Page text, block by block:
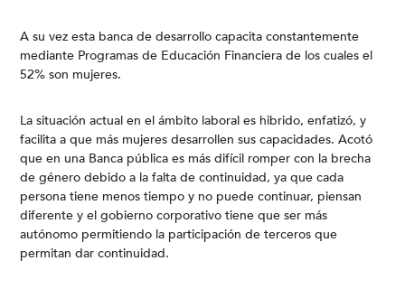
A su vez esta banca de desarrollo capacita constantemente
mediante Programas de Educación Financiera de los cuales el
52% son mujeres.
La situación actual en el ámbito laboral es hibrido, enfatizó, y
facilita a que más mujeres desarrollen sus capacidades. Acotó
que en una Banca pública es más difícil romper con la brecha
de género debido a la falta de continuidad, ya que cada
persona tiene menos tiempo y no puede continuar, piensan
diferente y el gobierno corporativo tiene que ser más
autónomo permitiendo la participación de terceros que
permitan dar continuidad.